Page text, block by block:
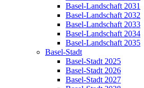
Basel-Landschaft 2031
Basel-Landschaft 2032
Basel-Landschaft 2033
Basel-Landschaft 2034
Basel-Landschaft 2035
Basel-Stadt
Basel-Stadt 2025
Basel-Stadt 2026
Basel-Stadt 2027